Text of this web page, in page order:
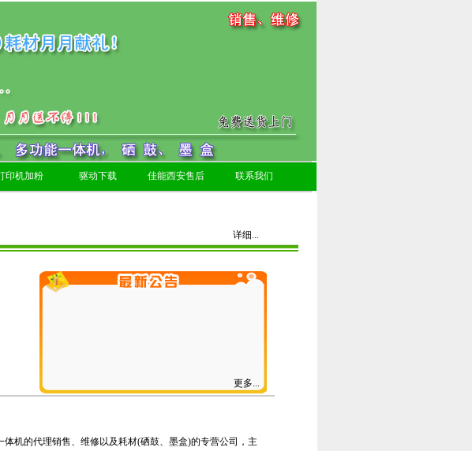
印机加粉 驱动下载 佳能西安售后 联系我们
详细...
更多...
机的代理销售、维修以及耗材(硒鼓、墨盒)的专营公司，主